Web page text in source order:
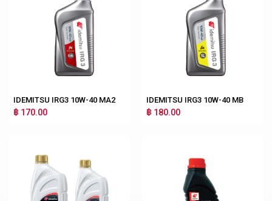
IDEMITSU IRG3 10W-40 MA2
฿ 170.00
IDEMITSU IRG3 10W-40 MB
฿ 180.00